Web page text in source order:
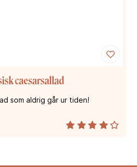
caesarsallad
som aldrig går ur tiden!